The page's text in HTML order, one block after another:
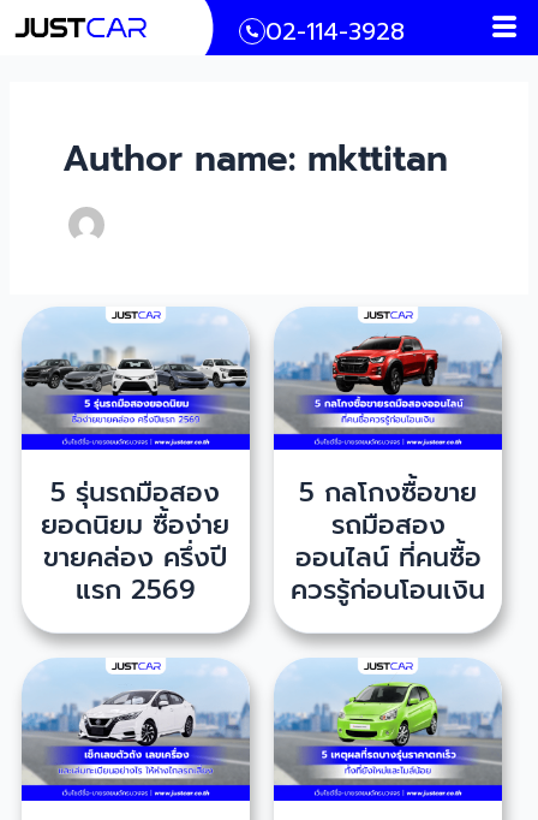
Skip
to
02-114-3928
Author name: mkttitan
5 รุ่นรถมือสอง
ยอดนิยม ซื้อง่าย
ขายคล่อง ครึ่งปี
แรก 2569
5 กลโกงซื้อขาย
รถมือสอง
ออนไลน์ ที่คนซื้อ
ควรรู้ก่อนโอนเงิน
Post
pagination